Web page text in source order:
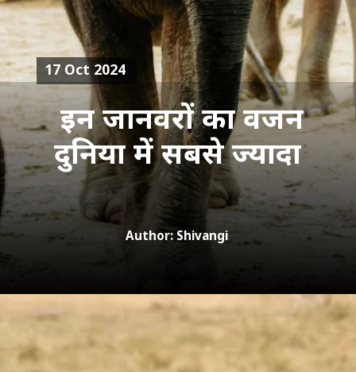
इन जानवरों का वजन
दुनिया में सबसे ज्यादा
17 Oct 2024
Author: Shivangi